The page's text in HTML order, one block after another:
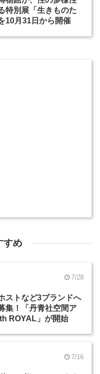
特別展「生きものた
10月31日から開催
すめ
7/28
ストなど3ブランドへ
集！「丹青社空間ア
ROYAL」が開始
7/16